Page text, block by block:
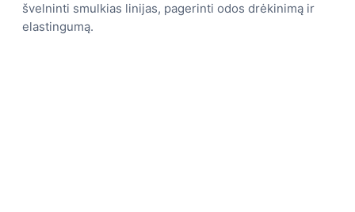
švelninti smulkias linijas, pagerinti odos drėkinimą ir
elastingumą.